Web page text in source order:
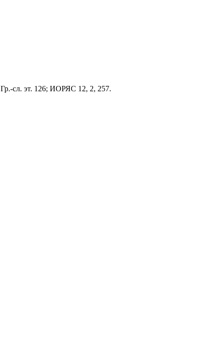
сл. эт. 126; ИОРЯС 12, 2, 257.